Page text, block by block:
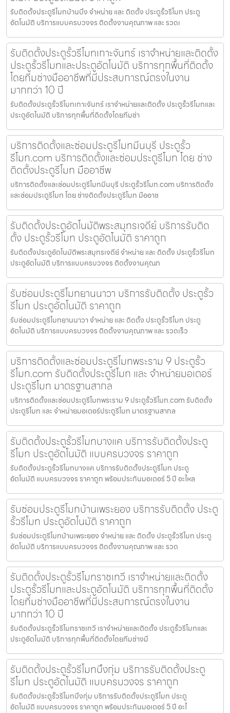
รับติดตั้งประตูรีโมทบ้านบึง จำหน่าย และ ติดตั้ง ประตูรั้วรีโมท ประตู
อัตโนมัติ บริการแบบครบวงจร ติดตั้งงานคุณภาพ และ รวดเ
รับติดตั้งประตูรั้วรีโมทเกาะจันทร์ เราจำหน่ายและติดตั้ง
ประตูรั้วรีโมทและประตูอัตโนมัติ บริการทุกพื้นที่ติดตั้ง
โดยทีมช่างมืออาชีพที่มีประสบการณ์ตรงในงาน
มากกว่า 10 ปี
รับติดตั้งประตูรั้วรีโมทเกาะจันทร์ เราจำหน่ายและติดตั้ง ประตูรั้วรีโมทและ
ประตูอัตโนมัติ บริการทุกพื้นที่ติดตั้งโดยทีมช่า
บริการติดตั้งและซ่อมประตูรีโมทมีนบุรี ประตูรั้ว
รีโมท.com บริการติดตั้งและซ่อมประตูรีโมท โดย ช่าง
ติดตั้งประตูรีโมท มืออาชีพ
บริการติดตั้งและซ่อมประตูรีโมทมีนบุรี ประตูรั้วรีโมท.com บริการติดตั้ง
และซ่อมประตูรีโมท โดย ช่างติดตั้งประตูรีโมท มืออาช
รับติดตั้งประตูอัตโนมัติพระสมุทรเจดีย์ บริการรับติด
ตั้ง ประตูรั้วรีโมท ประตูอัตโนมัติ ราคาถูก
รับติดตั้งประตูอัตโนมัติพระสมุทรเจดีย์ จำหน่าย และ ติดตั้ง ประตูรั้วรีโมท
ประตูอัตโนมัติ บริการแบบครบวงจร ติดตั้งงานคุณภ
รับซ่อมประตูรีโมทยานนาวา บริการรับติดตั้ง ประตูรั้ว
รีโมท ประตูอัตโนมัติ ราคาถูก
รับซ่อมประตูรีโมทยานนาวา จำหน่าย และ ติดตั้ง ประตูรั้วรีโมท ประตู
อัตโนมัติ บริการแบบครบวงจร ติดตั้งงานคุณภาพ และ รวดเร็ว
บริการติดตั้งและซ่อมประตูรีโมทพระราม 9 ประตูรั้ว
รีโมท.com รับติดตั้งประตูรีโมท และ จำหน่ายมอเตอร์
ประตูรีโมท มาตรฐานสากล
บริการติดตั้งและซ่อมประตูรีโมทพระราม 9 ประตูรั้วรีโมท.com รับติดตั้ง
ประตูรีโมท และ จำหน่ายมอเตอร์ประตูรีโมท มาตรฐานสากล
รับติดตั้งประตูรั้วรีโมทบางแค บริการรับติดตั้งประตู
รีโมท ประตูอัตโนมัติ แบบครบวงจร ราคาถูก
รับติดตั้งประตูรั้วรีโมทบางแค บริการรับติดตั้งประตูรีโมท ประตู
อัตโนมัติ แบบครบวงจร ราคาถูก พร้อมประกันมอเตอร์ 5 ปี อะไหล
รับซ่อมประตูรีโมทบ้านเพระยอง บริการรับติดตั้ง ประตู
รั้วรีโมท ประตูอัตโนมัติ ราคาถูก
รับซ่อมประตูรีโมทบ้านเพระยอง จำหน่าย และ ติดตั้ง ประตูรั้วรีโมท ประตู
อัตโนมัติ บริการแบบครบวงจร ติดตั้งงานคุณภาพ และ รวด
รับติดตั้งประตูรั้วรีโมทราชเทวี เราจำหน่ายและติดตั้ง
ประตูรั้วรีโมทและประตูอัตโนมัติ บริการทุกพื้นที่ติดตั้ง
โดยทีมช่างมืออาชีพที่มีประสบการณ์ตรงในงาน
มากกว่า 10 ปี
รับติดตั้งประตูรั้วรีโมทราชเทวี เราจำหน่ายและติดตั้ง ประตูรั้วรีโมทและ
ประตูอัตโนมัติ บริการทุกพื้นที่ติดตั้งโดยทีมช่างมื
รับติดตั้งประตูรั้วรีโมทบึงกุ่ม บริการรับติดตั้งประตู
รีโมท ประตูอัตโนมัติ แบบครบวงจร ราคาถูก
รับติดตั้งประตูรั้วรีโมทบึงกุ่ม บริการรับติดตั้งประตูรีโมท ประตู
อัตโนมัติ แบบครบวงจร ราคาถูก พร้อมประกันมอเตอร์ 5 ปี อะไ